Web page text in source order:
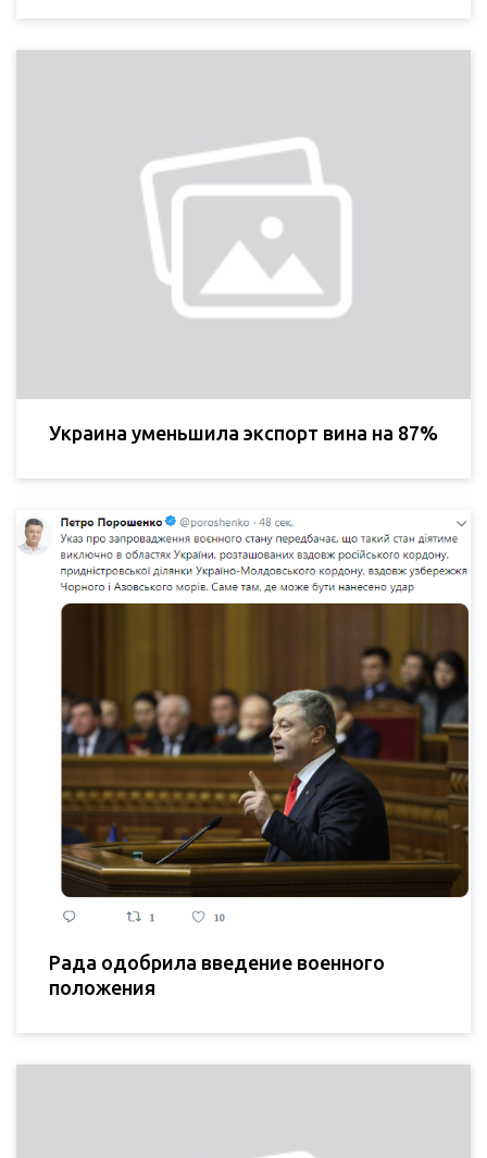
Украина уменьшила экспорт вина на 87%
Рада одобрила введение военного
положения